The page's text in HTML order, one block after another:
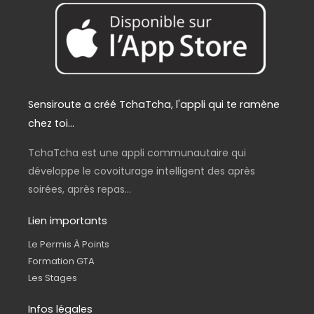
€
Sensiroute a créé TchaTcha, l'appli qui te ramène
chez toi...
TchaTcha est une appli communautaire qui
développe le covoiturage intelligent des après
soirées, après repas...
Lien importants
Le Permis À Points
Formation GTA
Les Stages
Infos légales